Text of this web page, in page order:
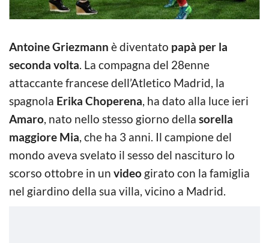
Antoine Griezmann è diventato papà per la
seconda volta. La compagna del 28enne
attaccante francese dell’Atletico Madrid, la
spagnola Erika Choperena, ha dato alla luce ieri
Amaro, nato nello stesso giorno della sorella
maggiore Mia, che ha 3 anni. Il campione del
mondo aveva svelato il sesso del nascituro lo
scorso ottobre in un video girato con la famiglia
nel giardino della sua villa, vicino a Madrid.